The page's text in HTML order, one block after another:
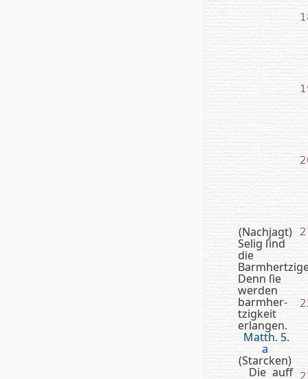
(Nachjagt)
Selig ſind
die
Denn ſie
wer­den
barm­her­
tzig­keit
erlangen.
Matth. 5.
a
(Starcken)
Die auff